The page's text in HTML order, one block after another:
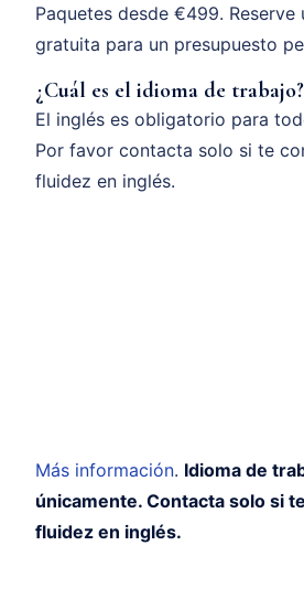
Paquetes desde €499. Reserve
gratuita para un presupuesto
¿Cuál es el idioma de trabajo?
El inglés es obligatorio para
Por favor contacta solo si te
fluidez en inglés.
Más información. Idioma de
únicamente. Contacta solo si
fluidez en inglés.